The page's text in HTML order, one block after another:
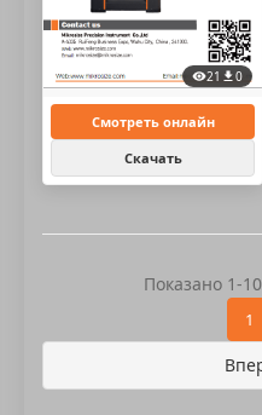
21 0
Смотреть онлайн
Скачать
1
Показано 1-